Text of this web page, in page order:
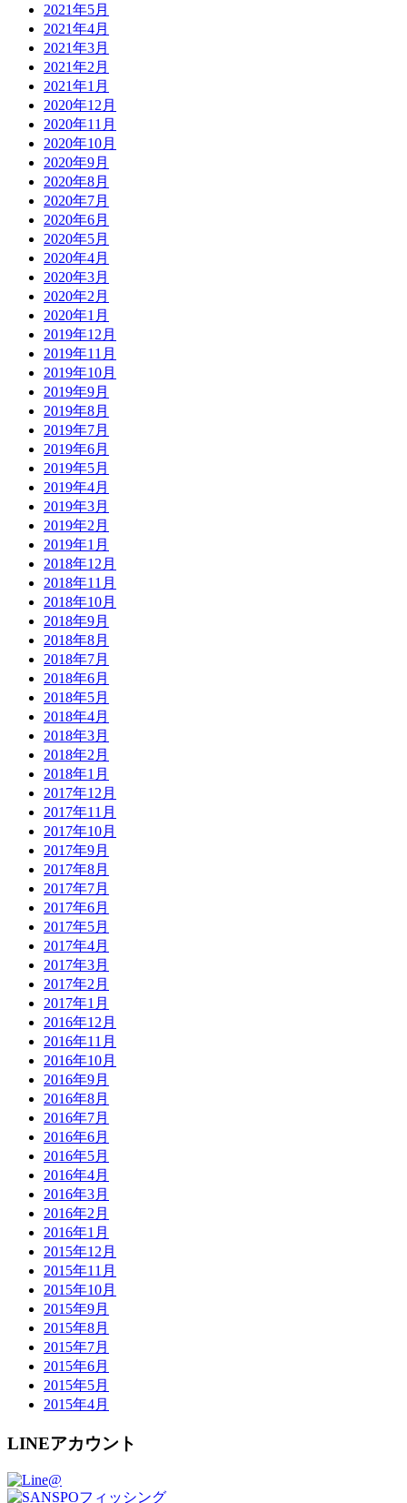
2021年5月
2021年4月
2021年3月
2021年2月
2021年1月
2020年12月
2020年11月
2020年10月
2020年9月
2020年8月
2020年7月
2020年6月
2020年5月
2020年4月
2020年3月
2020年2月
2020年1月
2019年12月
2019年11月
2019年10月
2019年9月
2019年8月
2019年7月
2019年6月
2019年5月
2019年4月
2019年3月
2019年2月
2019年1月
2018年12月
2018年11月
2018年10月
2018年9月
2018年8月
2018年7月
2018年6月
2018年5月
2018年4月
2018年3月
2018年2月
2018年1月
2017年12月
2017年11月
2017年10月
2017年9月
2017年8月
2017年7月
2017年6月
2017年5月
2017年4月
2017年3月
2017年2月
2017年1月
2016年12月
2016年11月
2016年10月
2016年9月
2016年8月
2016年7月
2016年6月
2016年5月
2016年4月
2016年3月
2016年2月
2016年1月
2015年12月
2015年11月
2015年10月
2015年9月
2015年8月
2015年7月
2015年6月
2015年5月
2015年4月
LINEアカウント